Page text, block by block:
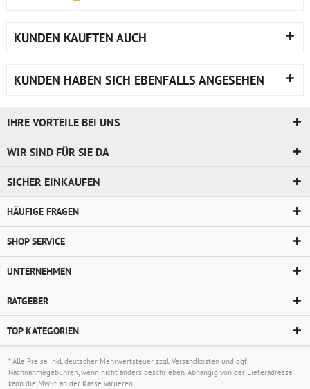
KUNDEN KAUFTEN AUCH
KUNDEN HABEN SICH EBENFALLS ANGESEHEN
IHRE VORTEILE BEI UNS
WIR SIND FÜR SIE DA
SICHER EINKAUFEN
HÄUFIGE FRAGEN
SHOP SERVICE
UNTERNEHMEN
RATGEBER
TOP KATEGORIEN
* Alle Preise inkl. deutscher Mehrwertsteuer zzgl.Versandkosten und ggf.
Nachnahmegebühren, wenn nicht anders beschrieben. Abhängig von der Lieferadresse
kann die MwSt. an der Kasse variieren.